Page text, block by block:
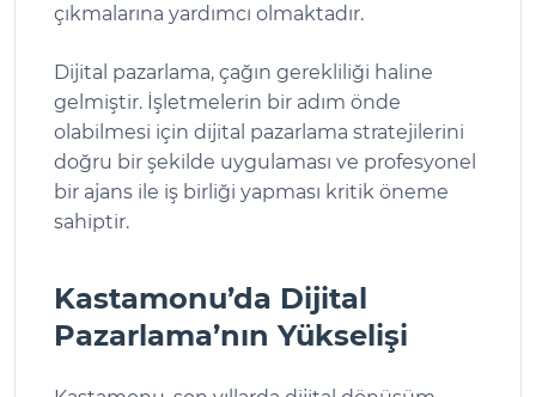
çıkmalarına yardımcı olmaktadır.
Dijital pazarlama, çağın gerekliliği haline
gelmiştir. İşletmelerin bir adım önde
olabilmesi için dijital pazarlama stratejilerini
doğru bir şekilde uygulaması ve profesyonel
bir ajans ile iş birliği yapması kritik öneme
sahiptir.
Kastamonu’da Dijital
Pazarlama’nın Yükselişi